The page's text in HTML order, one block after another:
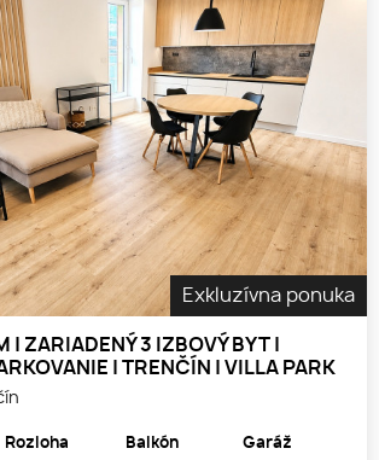
Exkluzívna ponuka
| ZARIADENÝ 3 IZBOVÝ BYT |
| TRENČÍN | VILLA PARK
Rozloha
Balkón
Garáž